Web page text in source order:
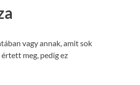
vagy annak, amit sok
meg, pedig ez